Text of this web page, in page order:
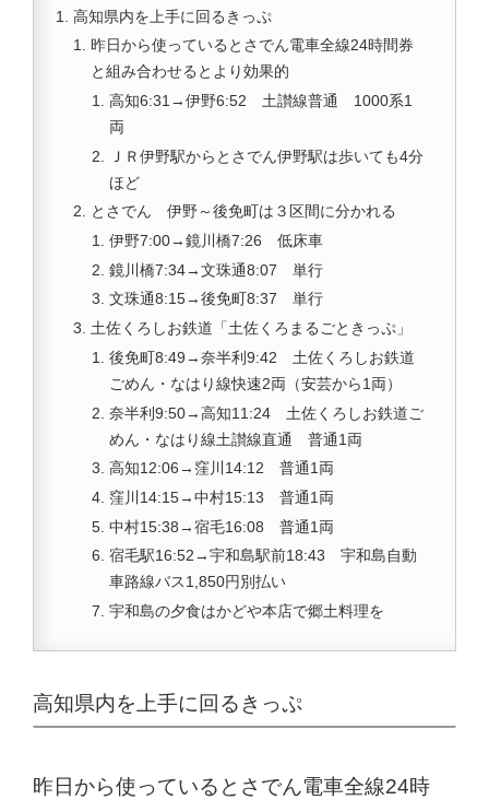
高知県内を上手に回るきっぷ
昨日から使っているとさでん電車全線24時間券
と組み合わせるとより効果的
高知6:31→伊野6:52 土讃線普通 1000系1
両
ＪＲ伊野駅からとさでん伊野駅は歩いても4分
ほど
とさでん 伊野～後免町は３区間に分かれる
伊野7:00→鏡川橋7:26 低床車
鏡川橋7:34→文珠通8:07 単行
文珠通8:15→後免町8:37 単行
土佐くろしお鉄道「土佐くろまるごときっぷ」
後免町8:49→奈半利9:42 土佐くろしお鉄道
ごめん・なはり線快速2両（安芸から1両）
奈半利9:50→高知11:24 土佐くろしお鉄道ご
めん・なはり線土讃線直通 普通1両
高知12:06→窪川14:12 普通1両
窪川14:15→中村15:13 普通1両
中村15:38→宿毛16:08 普通1両
宿毛駅16:52→宇和島駅前18:43 宇和島自動
車路線バス1,850円別払い
宇和島の夕食はかどや本店で郷土料理を
高知県内を上手に回るきっぷ
昨日から使っているとさでん電車全線24時